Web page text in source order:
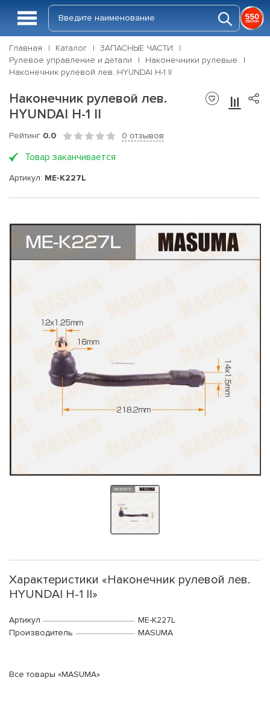
Главная Каталог
ЗАПАСНЫЕ ЧАСТИ
Рулевое управление и детали
Наконечники рулевые
Наконечник рулевой лев. HYUNDAI H-1 II
Наконечник рулевой лев.
HYUNDAI H-1 II
Рейтинг 0.0 0 отзывов
Товар заканчивается
Артикул: ME-K227L
Характеристики «Наконечник рулевой лев.
HYUNDAI H-1 II»
Артикул
ME-K227L
Производитель
MASUMA
Все товары «MASUMA»